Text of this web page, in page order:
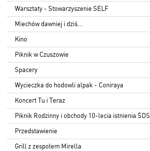
Warsztaty - Stowarzyszenie SELF
Miechów dawniej i dziś...
Kino
Piknik w Czuszowie
Spacery
Wycieczka do hodowli alpak - Coniraya
Koncert Tu i Teraz
Piknik Rodzinny i obchody 10-lecia istnienia ŚDS
Przedstawienie
Grill z zespołem Mirella